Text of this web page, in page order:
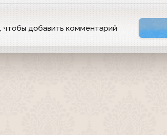
, чтобы добавить комментарий